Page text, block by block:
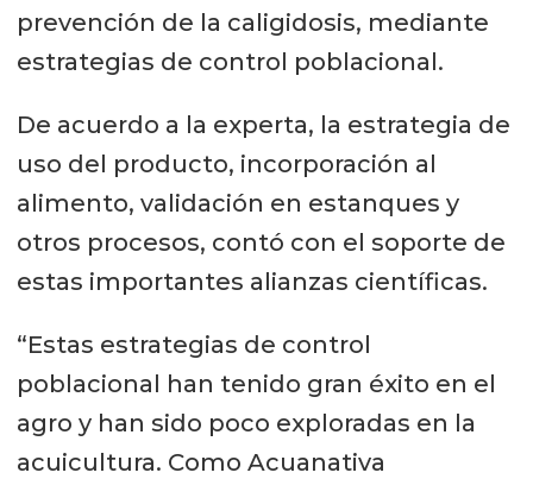
prevención de la caligidosis, mediante
estrategias de control poblacional.
De acuerdo a la experta, la estrategia de
uso del producto, incorporación al
alimento, validación en estanques y
otros procesos, contó con el soporte de
estas importantes alianzas científicas.
“Estas estrategias de control
poblacional han tenido gran éxito en el
agro y han sido poco exploradas en la
acuicultura. Como Acuanativa